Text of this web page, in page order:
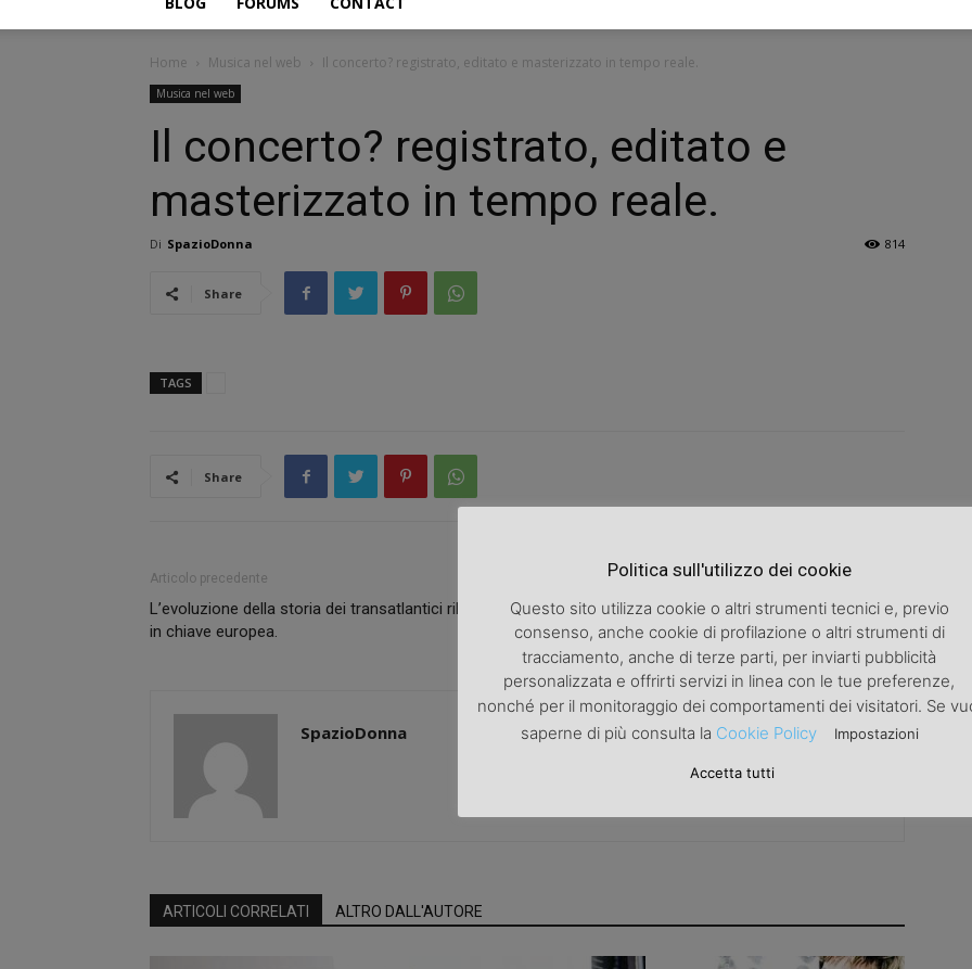
Home Musica nel web Il concerto? registrato, editato e masterizzato in tempo reale.
Musica nel web
Il concerto? registrato, editato e
masterizzato in tempo reale.
Di SpazioDonna 814
Share
TAGS
Share
Articolo precedente
L’evoluzione della storia dei transatlantici riletta
in chiave europea.
Articolo successivo
In estate pericolo furti. come proteggersi dai
ladri?
SpazioDonna
ARTICOLI CORRELATI ALTRO DALL'AUTORE
Politica sull'utilizzo dei cookie
Questo sito utilizza cookie o altri strumenti tecnici e, previo
consenso, anche cookie di profilazione o altri strumenti di
tracciamento, anche di terze parti, per inviarti pubblicità
personalizzata e offrirti servizi in linea con le tue preferenze,
nonché per il monitoraggio dei comportamenti dei visitatori. Se
saperne di più consulta la Cookie Policy Impostazioni
Accetta tutti